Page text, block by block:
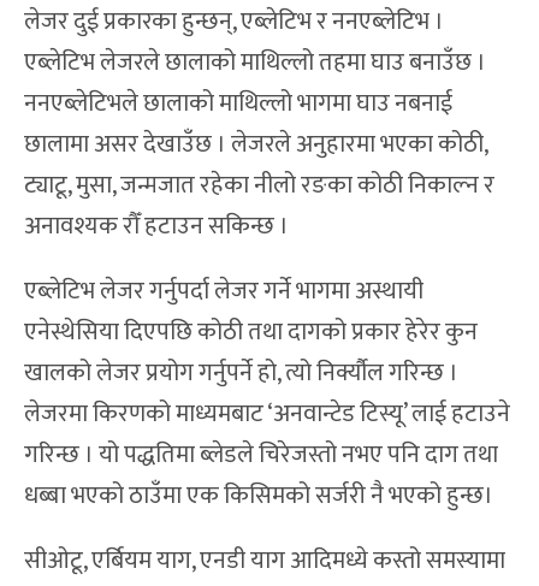
लेजर दुई प्रकारका हुन्छन्, एब्लेटिभ र ननएब्लेटिभ ।
एब्लेटिभ लेजरले छालाको माथिल्लो तहमा घाउ बनाउँछ ।
ननएब्लेटिभले छालाको माथिल्लो भागमा घाउ नबनाई
छालामा असर देखाउँछ । लेजरले अनुहारमा भएका कोठी,
ट्याटू, मुसा, जन्मजात रहेका नीलो रङका कोठी निकाल्न र
अनावश्यक रौँ हटाउन सकिन्छ ।
एब्लेटिभ लेजर गर्नुपर्दा लेजर गर्ने भागमा अस्थायी
एनेस्थेसिया दिएपछि कोठी तथा दागको प्रकार हेरेर कुन
खालको लेजर प्रयोग गर्नुपर्ने हो, त्यो निर्क्यौल गरिन्छ ।
लेजरमा किरणको माध्यमबाट ‘अनवान्टेड टिस्यू’ लाई हटाउने
गरिन्छ । यो पद्धतिमा ब्लेडले चिरेजस्तो नभए पनि दाग तथा
धब्बा भएको ठाउँमा एक किसिमको सर्जरी नै भएको हुन्छ।
सीओटू, एर्बियम याग, एनडी याग आदिमध्ये कस्तो समस्यामा